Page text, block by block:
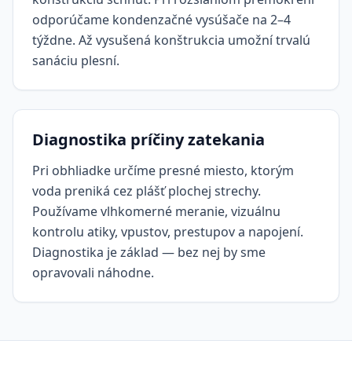
odporúčame kondenzačné vysúšače na 2–4
týždne. Až vysušená konštrukcia umožní trvalú
sanáciu plesní.
Diagnostika príčiny zatekania
Pri obhliadke určíme presné miesto, ktorým
voda preniká cez plášť plochej strechy.
Používame vlhkomerné meranie, vizuálnu
kontrolu atiky, vpustov, prestupov a napojení.
Diagnostika je základ — bez nej by sme
opravovali náhodne.